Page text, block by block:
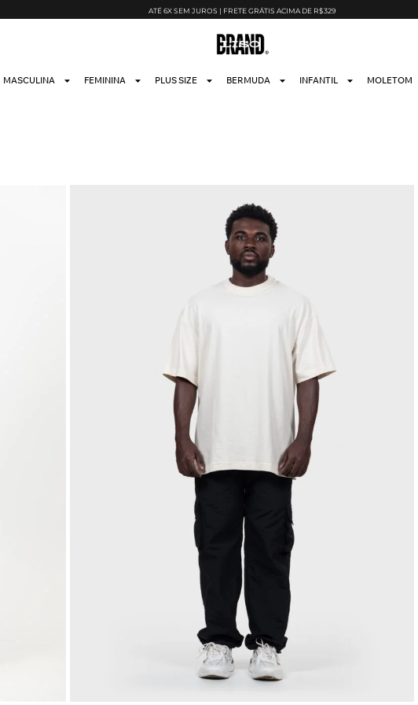
ATÉ 6X SEM JUROS | FRETE GRÁTIS ACIMA DE R$329
MASCULINA FEMININA PLUS SIZE BERMUDA INFANTIL MOLETOM